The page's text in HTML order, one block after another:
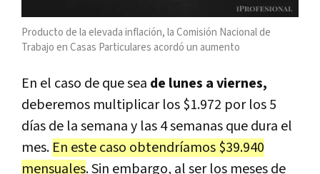
Producto de la elevada inflación, la Comisión Nacional de
Trabajo en Casas Particulares acordó un aumento
En el caso de que sea de lunes a viernes,
deberemos multiplicar los $1.972 por los 5
días de la semana y las 4 semanas que dura el
mes. En este caso obtendríamos $39.940
mensuales. Sin embargo, al ser los meses de